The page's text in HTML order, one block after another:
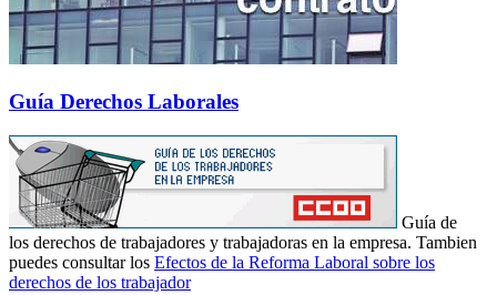
Guía Derechos Laborales
Guía de
los derechos de trabajadores y trabajadoras en la empresa. Tambien
puedes consultar los Efectos de la Reforma Laboral sobre los
derechos de los trabajador